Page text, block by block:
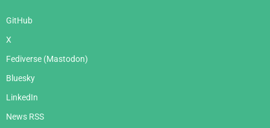
GitHub
X
Fediverse (Mastodon)
Bluesky
LinkedIn
News RSS